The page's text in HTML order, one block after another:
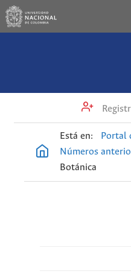
Está en: Portal
Números
Botánica